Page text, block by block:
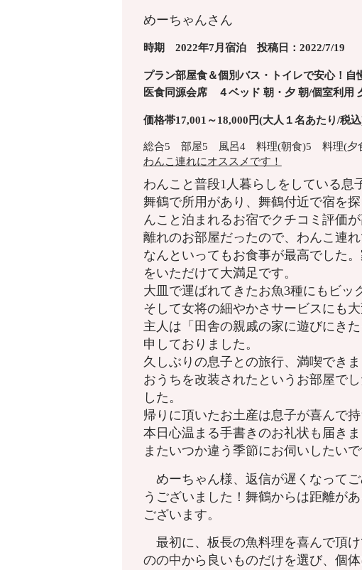
めーちゃんさん
時期 2022年7月宿泊 投稿日：2022/7/19
プラン部屋食＆個別バス・トイレで安心！自
医食同源会席
４ベッド 朝・夕 朝/個室利用
価格帯17,001～18,000円(大人１名あたり/税
総合5 部屋5 風呂4 料理(朝食)5 料理(夕
わんこ連れにオススメです！
わんこと普段1人暮らしをしている息
舞鶴で所用があり、舞鶴付近で宿を
んこと泊まれるお宿でクチコミ評価
離れのお部屋だったので、わんこ連
なんといってもお食事が最高でした
をいただけて大満足です。
大皿で運ばれてきたお魚3種にもビッ
そして女将の細やかさサービスにも大
主人は「田舎の親戚の家に遊びにき
申しておりました。
久しぶりの息子との旅行、満喫できま
おうちを改装されたというお部屋で
した。
帰りに頂いたお土産は息子が喜んで持
本日心温まる手書きのお礼状も届きま
またいつか違う季節にお伺いしたいで
めーちゃん様、返信が遅くなって
うございました！舞鶴からは距離が
ございます。
最初に、板長の魚料理を喜んで頂
のの中から良いものだけを選び、個